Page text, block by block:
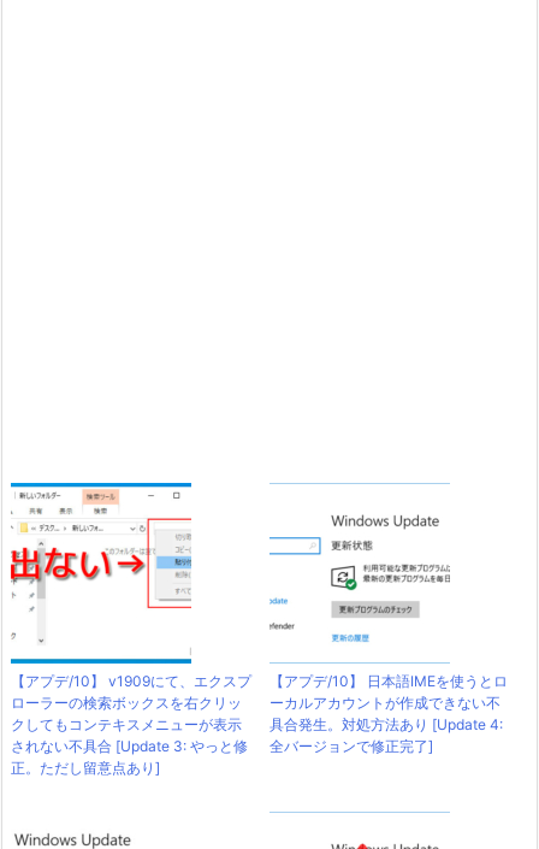
【アプデ/10】 v1909にて、エクスプ
ローラーの検索ボックスを右クリッ
クしてもコンテキスメニューが表示
されない不具合 [Update 3: やっと修
正。ただし留意点あり]
【アプデ/10】 日本語IMEを使うとロ
ーカルアカウントが作成できない不
具合発生。対処方法あり [Update 4:
全バージョンで修正完了]